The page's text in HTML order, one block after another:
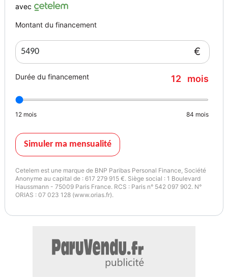
Informations complémentaires :
Contrôle technique OK
Doubles des clés
Couleur
Blanc
Puissance réelle
Couleur intérieur
Blanc
avec
Montant du financement
€
Durée du financement 12 mois
12 mois 84 mois
Simuler ma mensualité
Cetelem est une marque de BNP Paribas Personal Finance, Société
Anonyme au capital de : 617 279 915 €. Siège social : 1 Boulevard
Haussmann - 75009 Paris France. RCS : Paris n° 542 097 902. N°
ORIAS : 07 023 128 (www.orias.fr).